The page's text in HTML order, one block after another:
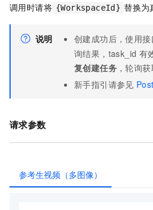
调用时请将 {WorkspaceId} 替换为
说明 创建成功后，使用
询结果，task_id 有
复创建任务 ，轮询获
新手指引请参见
请求参数
参考生视频（多图像）